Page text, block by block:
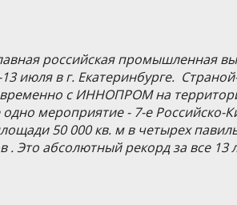
российская промышленная
июля в г. Екатеринбурге.
с ИННОПРОМ на
мероприятие - 7-е Российско-
50 000 кв. м в четырех
. Это абсолютный рекорд за все 13